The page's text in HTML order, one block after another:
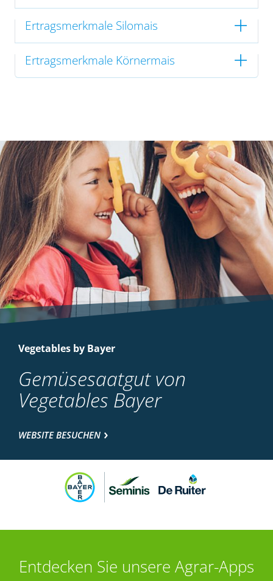
Ertragsmerkmale Silomais
Ertragsmerkmale Körnermais
Vegetables by Bayer
Gemüsesaatgut von
Vegetables Bayer
WEBSITE BESUCHEN
Entdecken Sie unsere Agrar-Apps